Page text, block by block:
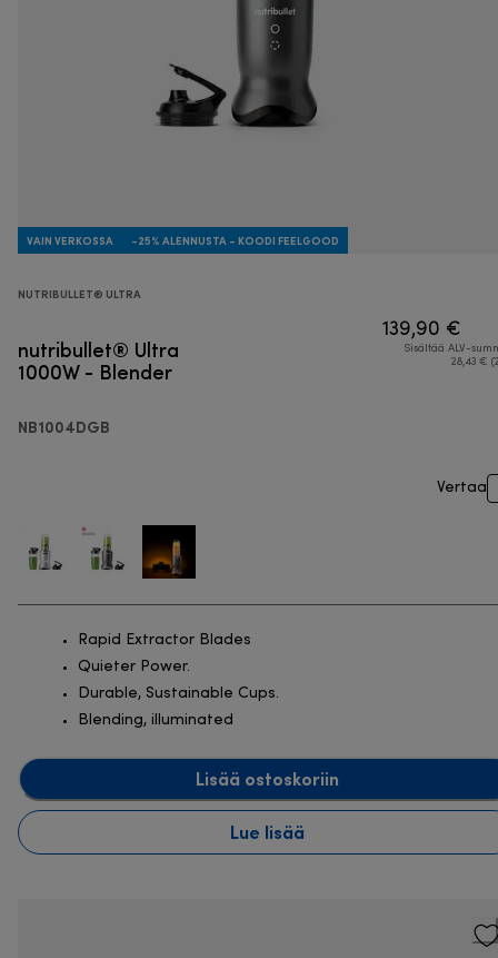
VAIN VERKOSSA -25% ALENNUSTA - KOODI FEELGOOD
NUTRIBULLET® ULTRA
nutribullet® Ultra
1000W - Blender
NB1004DGB
139,90 €
Sisältää ALV-
28,43 €
Vertaa
Rapid Extractor Blades
Quieter Power.
Durable, Sustainable Cups.
Blending, illuminated
Lisää ostoskoriin
Lue lisää